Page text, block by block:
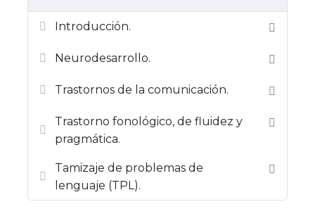
Introducción.
Neurodesarrollo.
Trastornos de la comunicación.
Trastorno fonológico, de fluidez y
pragmática.
Tamizaje de problemas de
lenguaje (TPL).